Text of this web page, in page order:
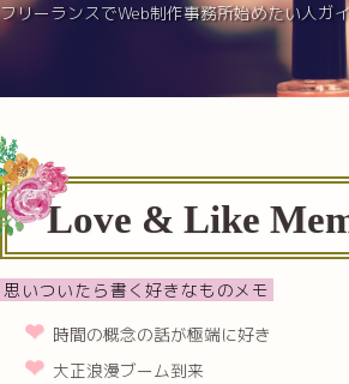
フリーランスでWeb制作事務所始めたい人ガ
Love & Like
思いついたら書く好きなものメモ
時間の概念の話が極端に好き
大正浪漫ブーム到来